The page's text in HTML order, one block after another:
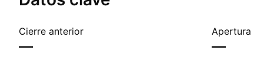
Cierre anterior
—
Apertura
—